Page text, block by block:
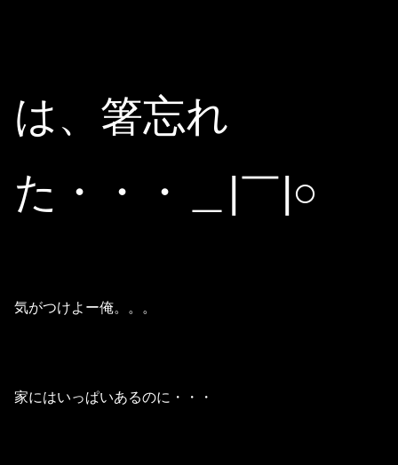
は、箸忘れ
た・・・＿|￣|○
気がつけよー俺。。。
家にはいっぱいあるのに・・・